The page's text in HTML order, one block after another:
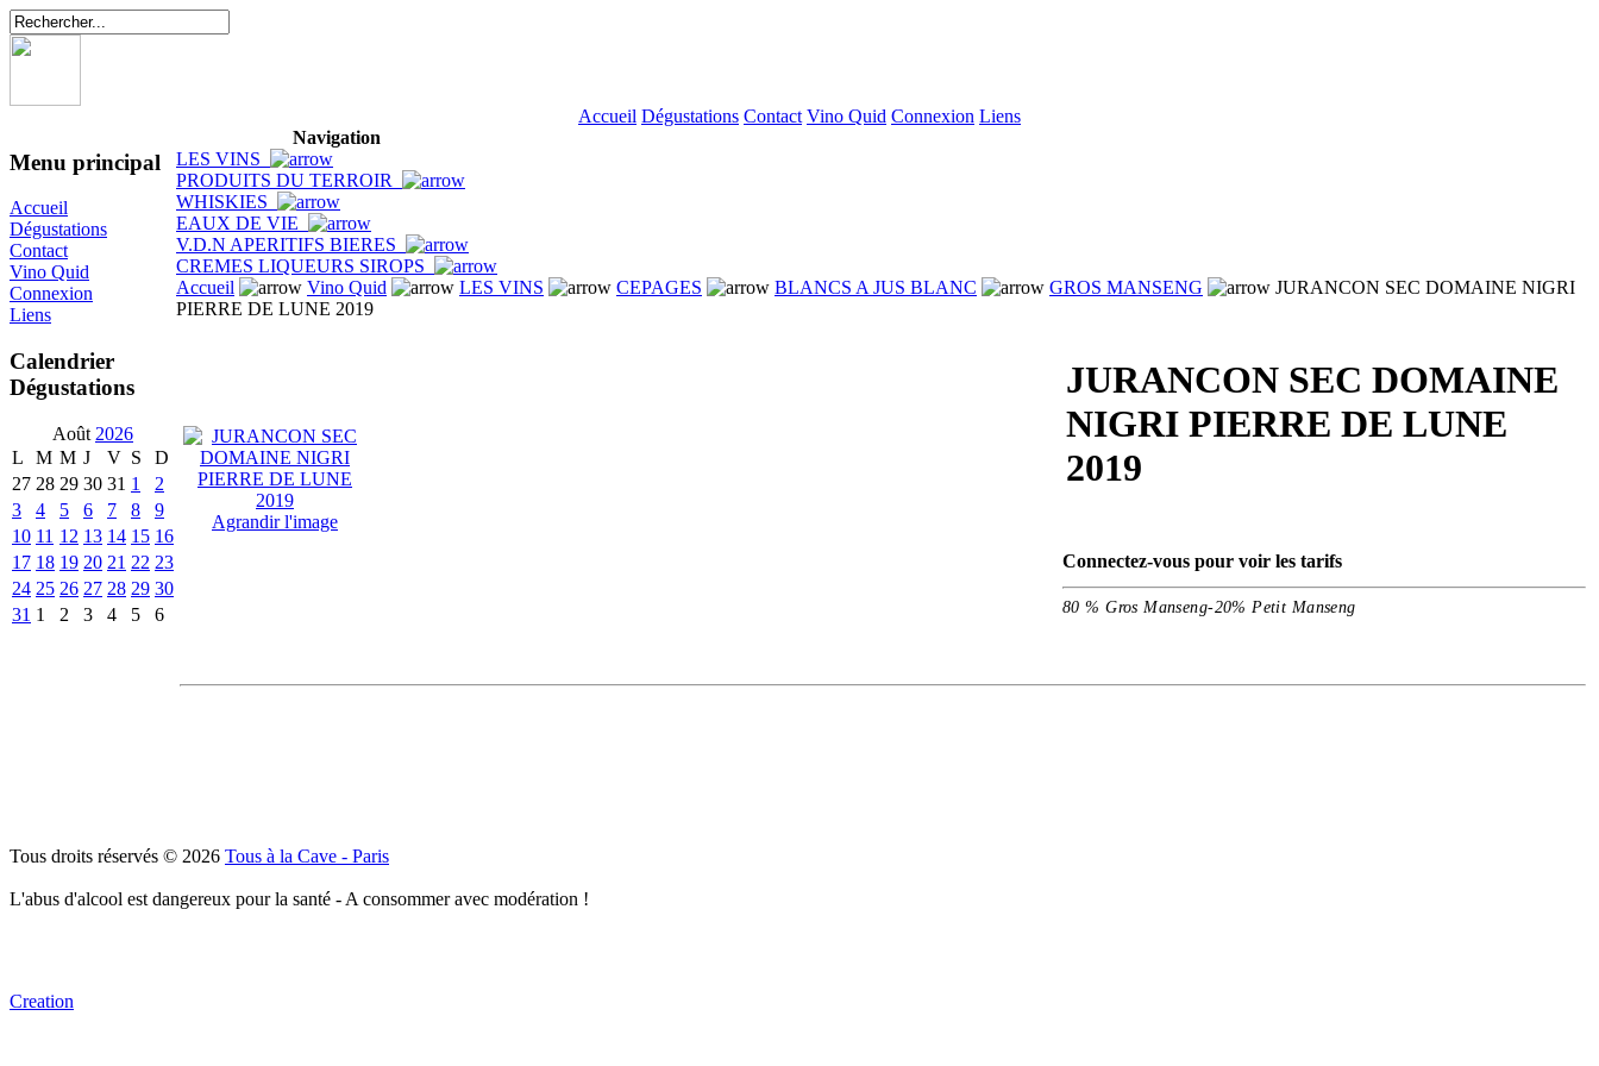
Accueil Dégustations Contact Vino Quid Connexion Liens
Menu principal
Accueil
Dégustations
Contact
Vino Quid
Connexion
Liens
Calendrier
Dégustations
Août 2026
L
M M J V S
D
27 28 29 30 31 1
2
3
4 5 6 7 8
9
10 11 12 13 14 15 16
17 18 19 20 21 22 23
24 25 26 27 28 29 30
31 1 2 3 4 5 6
Navigation
LES VINS
PRODUITS DU TERROIR
WHISKIES
EAUX DE VIE
V.D.N APERITIFS BIERES
CREMES LIQUEURS SIROPS
Accueil
Vino Quid LES VINS CEPAGES BLANCS A JUS BLANC GROS MANSENG
JURANCON SEC DOMAINE NIGRI
PIERRE DE LUNE 2019
Agrandir l'image
JURANCON SEC DOMAINE
NIGRI PIERRE DE LUNE
2019
Connectez-vous pour voir les tarifs
80 % Gros Manseng-20% Petit Manseng
Tous droits réservés © 2026 Tous à la Cave - Paris
L'abus d'alcool est dangereux pour la santé - A consommer avec modération !
Creation